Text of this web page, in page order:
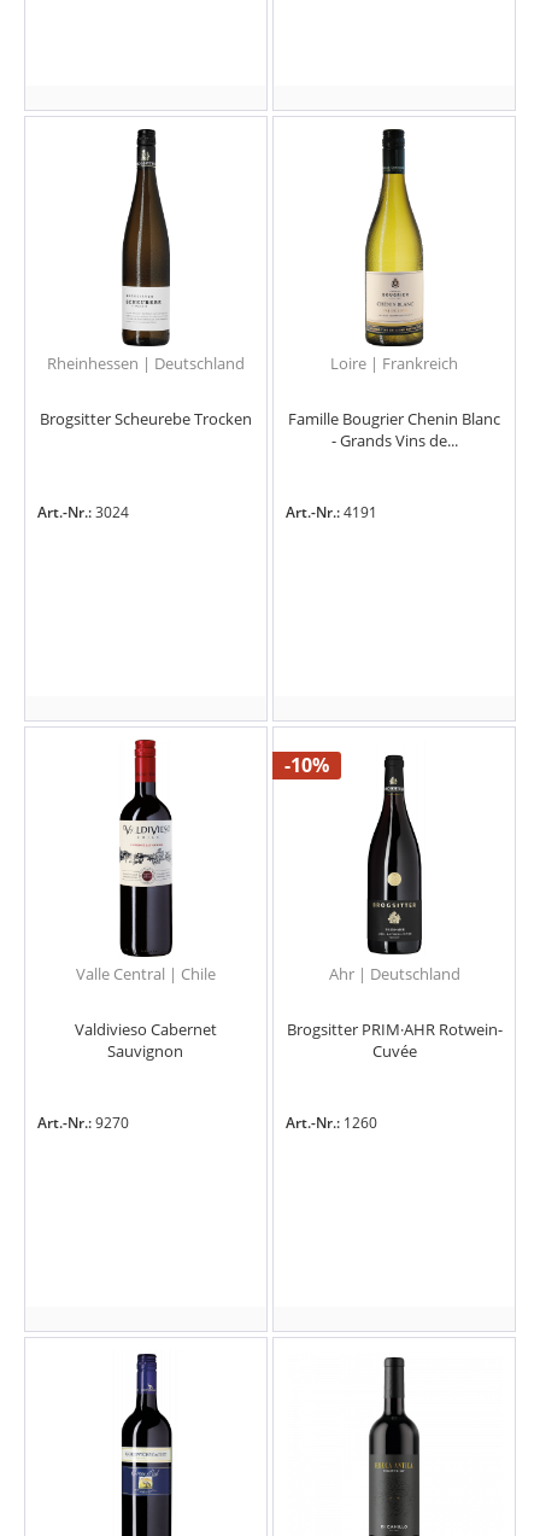
Rheinhessen | Deutschland
Brogsitter Scheurebe Trocken
Art.-Nr.:3024
Loire | Frankreich
Famille Bougrier Chenin Blanc
- Grands Vins de...
Art.-Nr.:4191
Valle Central | Chile
Valdivieso Cabernet
Sauvignon
Art.-Nr.:9270
-10%
Ahr | Deutschland
Brogsitter PRIM·AHR Rotwein-
Cuvée
Art.-Nr.: 1260